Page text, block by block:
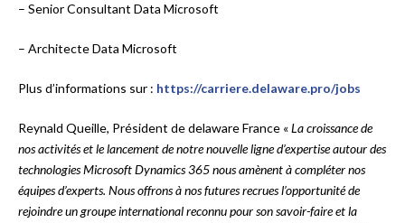
– Senior Consultant Data Microsoft
– Architecte Data Microsoft
Plus d’informations sur : https://carriere.delaware.pro/jobs
Reynald Queille, Président de delaware France «La croissance de
nos activités et le lancement de notre nouvelle ligne d’expertise autour des
technologies Microsoft Dynamics 365 nous amènent à compléter nos
équipes d’experts. Nous offrons à nos futures recrues l’opportunité de
rejoindre un groupe international reconnu pour son savoir-faire et la